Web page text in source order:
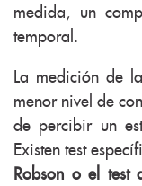
medida, un
temporal.
La medición de
menor nivel de
de percibir un
Existen test
Robson o el test